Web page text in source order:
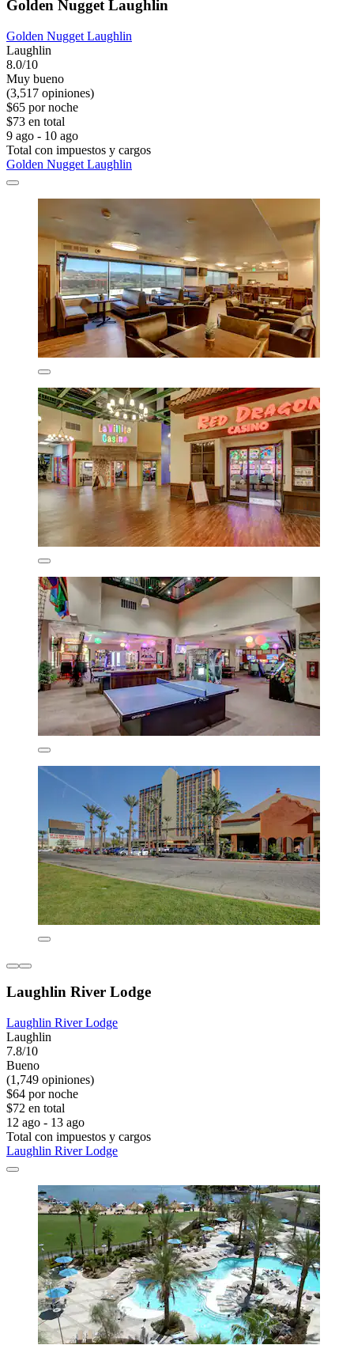
Golden Nugget Laughlin
Golden Nugget Laughlin
Laughlin
8.0/10
Muy bueno
(3,517 opiniones)
$65 por noche
$73 en total
9 ago - 10 ago
Total con impuestos y cargos
Golden Nugget Laughlin
Laughlin River Lodge
Laughlin River Lodge
Laughlin
7.8/10
Bueno
(1,749 opiniones)
$64 por noche
$72 en total
12 ago - 13 ago
Total con impuestos y cargos
Laughlin River Lodge